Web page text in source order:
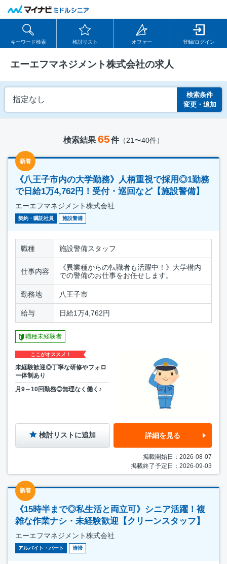
キーワード検索 検討リスト オファー 登録/ログイン
エーエフマネジメント株式会社の求人
指定なし
検索条件
変更・追加
検索結果 65件（21〜40件）
新着
《八王子市内の大学勤務》人柄重視で採用◎1勤務
で日給1万4,762円！受付・巡回など【施設警備】
エーエフマネジメント株式会社
契約・嘱託社員 施設警備
職種 施設警備スタッフ
仕事内容
《異業種からの転職者も活躍中！》大学構内
での警備のお仕事をお任せします。
勤務地 八王子市
給与 日給1万4,762円
職種未経験者
ここがオススメ！
未経験歓迎◎丁寧な研修やフォロ
ー体制あり
月9～10回勤務◎無理なく働く♪
検討リストに追加 詳細を見る
掲載開始日：2026-08-07
掲載終了予定日：2026-09-03
新着
《15時半まで◎私生活と両立可》シニア活躍！複
雑な作業ナシ・未経験歓迎【クリーンスタッフ】
エーエフマネジメント株式会社
アルバイト・パート 清掃